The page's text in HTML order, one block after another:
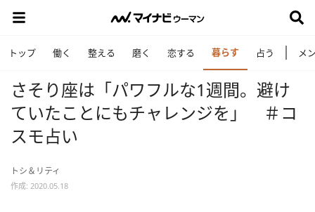
トップ 働く 整える 磨く 恋する 暮らす 占う メ
さそり座は「パワフルな1週間。避け
ていたことにもチャレンジを」 ＃コ
スモ占い
トシ＆リティ
作成: 2020.05.18